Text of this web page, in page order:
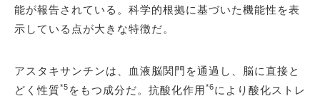
能が報告されている。科学的根拠に基づいた機能性を表
示している点が大きな特徴だ。
アスタキサンチンは、血液脳関門を通過し、脳に直接と
どく性質*5 をもつ成分だ。抗酸化作用*6により酸化ストレ